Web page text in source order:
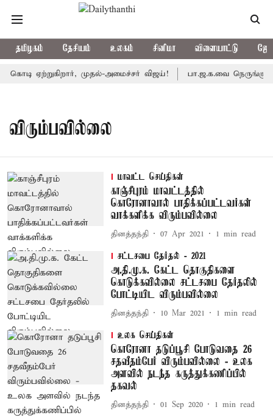
தமிழகம் தேசியம் உலகம் சினிமா விளையாட்டு
ஏற்றுகிறார், முதல்-அமைச்சர் விஜய்! பா.ஜ.க.வை
விரும்பவில்லை
மாவட்ட செய்திகள்
காஞ்சீபுரம் மாவட்டத்தில்
கொரோனாவால் பாதிக்கப்பட்டவர்கள்
வாக்களிக்க விரும்பவில்லை
தினத்தந்தி 07 Apr 2021 1 min read
சட்டசபை தேர்தல் - 2021
அ.தி.மு.க. கேட்ட தொகுதிகளை
கொடுக்கவில்லை சட்டசபை தேர்தலில்
போட்டியிட விரும்பவில்லை
தினத்தந்தி 10 Mar 2021 1 min read
உலக செய்திகள்
கொரோனா தடுப்பூசி போடுவதை 26
சதவீதம்பேர் விரும்பவில்லை - உலக
அளவில் நடந்த கருத்துக்கணிப்பில்
தகவல்
தினத்தந்தி 01 Sep 2020 1 min read